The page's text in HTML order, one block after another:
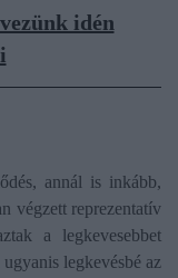
idén
annál is inkább,
végzett reprezentatív
a legkevesebbet
legkevésbé az